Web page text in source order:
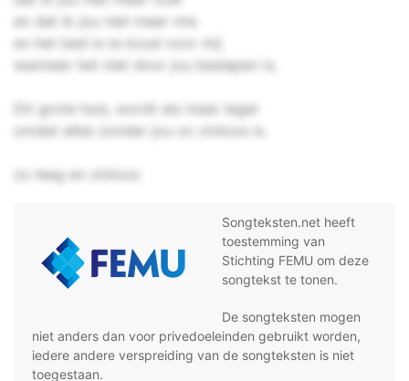
en dat ik jou niet meer mis
en het bed is te koud voor mij
wanneer het niet door jou beslapen is.
Dit grote huis, wordt als maar leger
omdat alles zonder jou zo zinloos is.
zo leeg en zinloos
Songteksten.net heeft
toestemming van
Stichting FEMU om deze
songtekst te tonen.
De songteksten mogen
niet anders dan voor privedoeleinden gebruikt worden,
iedere andere verspreiding van de songteksten is niet
toegestaan.